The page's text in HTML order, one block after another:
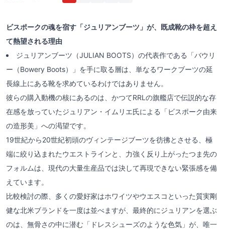
ビスポークの魂を宿す「ジュリアンブーツ」が、既成靴の枠を超え
て熱望される理由
ジュリアンブーツ（JULIAN BOOTS）の代表作である「バウリ
ー（Bowery Boots）」を手に取る層は、単なるワークブーツの延
長線上にある靴を求めているわけではありません。
彼らの購入動機の核にあるのは、かつてRRLの旗艦店で伝説的な存
在感を放っていたジュリアン・イムリエ氏による「ビスポーク由来
の造形美」への渇望です。
19世紀から20世紀初頭のヴィンテージブーツを彷彿とさせる、極
端に絞り込まれたウエストラインと、力強く反り上がったつま先の
フォルムは、現代の大量生産品では決して再現できない緊張感を備
えています。
比較検討の際、多くの愛好家はホワイツやウエスコといった質実剛
健な北米ブランドを一度は並べますが、最終的にジュリアンを選ぶ
のは、無骨さの中に潜む「ドレスシューズのような色気」が、唯一